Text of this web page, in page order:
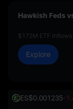
Hawkish Feds
$172M ETF
Explore
ES$0.001235-